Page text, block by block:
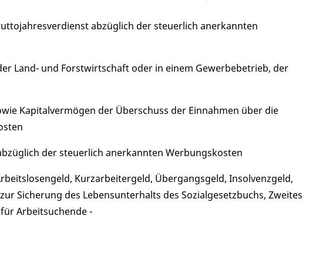
abzüglich der steuerlich anerkannten
Land- und Forstwirtschaft oder in einem Gewerbebetrieb, der
Kapitalvermögen der Überschuss der Einnahmen über die
der steuerlich anerkannten Werbungskosten
Kurzarbeitergeld, Übergangsgeld, Insolvenzgeld,
Sicherung des Lebensunterhalts des Sozialgesetzbuchs, Zweites
Arbeitsuchende -